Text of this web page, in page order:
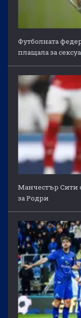
Футболната
плащала за
Манчестър Сити
за Родри